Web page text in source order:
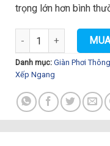
trọng lớn hơn bình
Giàn Phơi Xếp Ngang
Danh mục: Giàn Phơi
Xếp Ngang